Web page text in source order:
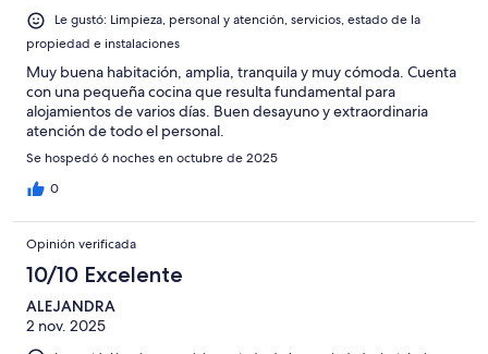
Le gustó: Limpieza, personal y atención, servicios, estado de la
propiedad e instalaciones
Muy buena habitación, amplia, tranquila y muy cómoda. Cuenta
con una pequeña cocina que resulta fundamental para
alojamientos de varios días. Buen desayuno y extraordinaria
atención de todo el personal.
Se hospedó 6 noches en octubre de 2025
0
Opinión verificada
10/10 Excelente
ALEJANDRA
2 nov. 2025